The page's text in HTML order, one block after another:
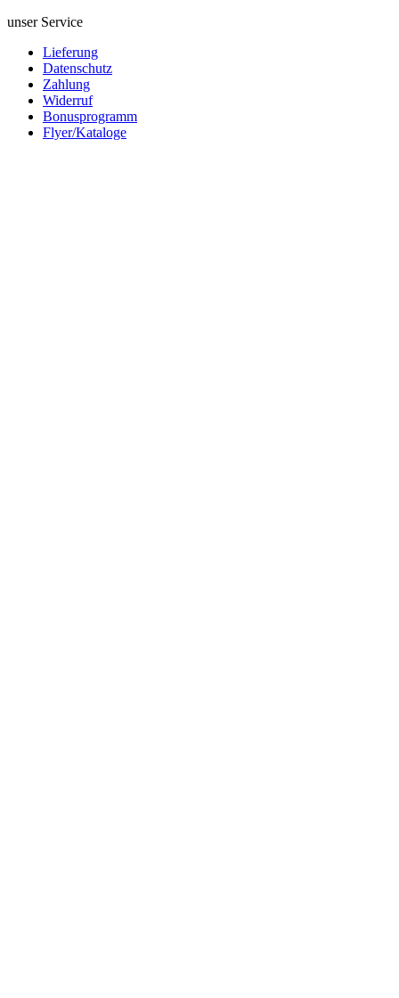
unser Service
Lieferung
Datenschutz
Zahlung
Widerruf
Bonusprogramm
Flyer/Kataloge